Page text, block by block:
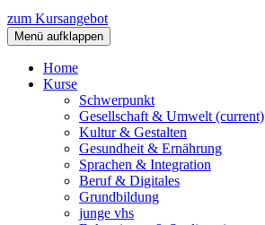
zum Kursangebot
Menü aufklappen
Home
Kurse
Schwerpunkt
Gesellschaft & Umwelt (current)
Kultur & Gestalten
Gesundheit & Ernährung
Sprachen & Integration
Beruf & Digitales
Grundbildung
junge vhs